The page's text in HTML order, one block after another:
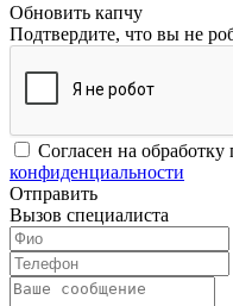
Обновить капчу
Подтвердите, что вы не
Согласен на
конфиденциальности
Отправить
Вызов специалиста